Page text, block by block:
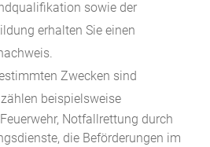
sowie der
erhalten Sie einen
Zwecken sind
beispielsweise
Feuerwehr, Notfallrettung durch
die Beförderungen im